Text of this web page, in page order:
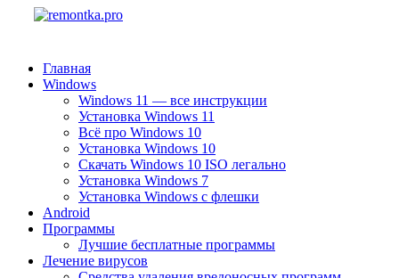
Главная
Windows
Windows 11 — все инструкции
Установка Windows 11
Всё про Windows 10
Установка Windows 10
Скачать Windows 10 ISO легально
Установка Windows 7
Установка Windows с флешки
Android
Программы
Лучшие бесплатные программы
Лечение вирусов